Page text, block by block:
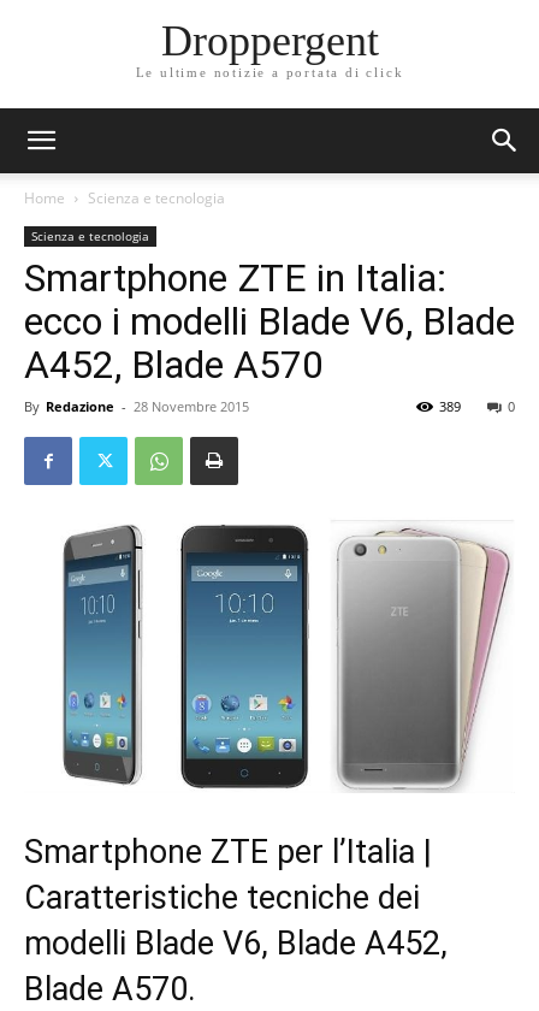
Droppergent
Le ultime notizie a portata di click
Home Scienza e tecnologia
Scienza e tecnologia
Smartphone ZTE in Italia:
ecco i modelli Blade V6, Blade
A452, Blade A570
By Redazione - 28 Novembre 2015 0
389
Smartphone ZTE per l’Italia |
Caratteristiche tecniche dei
modelli Blade V6, Blade A452,
Blade A570.